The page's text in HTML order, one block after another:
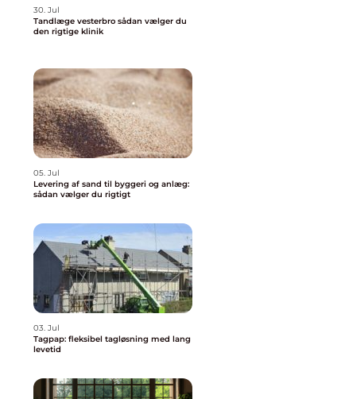
30. Jul
Tandlæge vesterbro sådan vælger du
den rigtige klinik
05. Jul
Levering af sand til byggeri og anlæg:
sådan vælger du rigtigt
03. Jul
Tagpap: fleksibel tagløsning med lang
levetid